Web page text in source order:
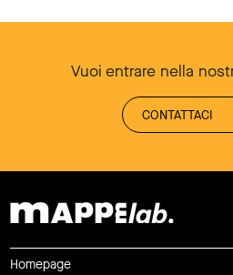
Vuoi entrare nella
CONTATTACI
Homepage